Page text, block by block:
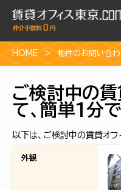
HOME 物件のお問い合
ご検討中の賃
て、簡単1分
以下は、ご検討中の賃貸オフ
外観